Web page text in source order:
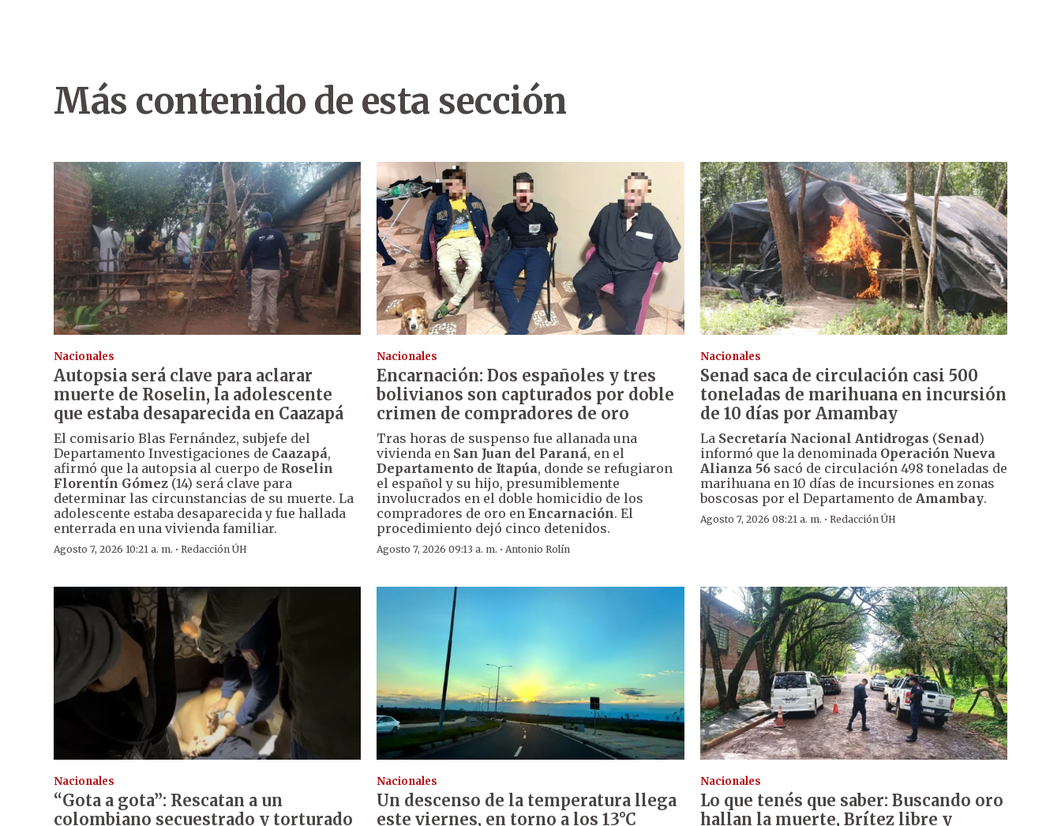
Más contenido de esta sección
Nacionales
Autopsia será clave para aclarar
muerte de Roselin, la adolescente
que estaba desaparecida en Caazapá
El comisario Blas Fernández, subjefe del
Departamento Investigaciones de Caazapá,
afirmó que la autopsia al cuerpo de Roselin
Florentín Gómez (14) será clave para
determinar las circunstancias de su muerte. La
adolescente estaba desaparecida y fue hallada
enterrada en una vivienda familiar.
Agosto 7, 2026 10:21 a. m. · Redacción ÚH
Nacionales
Encarnación: Dos españoles y tres
bolivianos son capturados por doble
crimen de compradores de oro
Tras horas de suspenso fue allanada una
vivienda en San Juan del Paraná, en el
Departamento de Itapúa, donde se refugiaron
el español y su hijo, presumiblemente
involucrados en el doble homicidio de los
compradores de oro enEncarnación. El
procedimiento dejó cinco detenidos.
Agosto 7, 2026 09:13 a. m. ·Antonio Rolín
Nacionales
Senad saca de circulación casi 500
toneladas de marihuana en incursión
de 10 días por Amambay
La Secretaría Nacional Antidrogas (Senad)
informó que la denominada Operación Nueva
Alianza 56sacó de circulación 498 toneladas de
marihuana en 10 días de incursiones en zonas
boscosas por el Departamento de Amambay.
Agosto 7, 2026 08:21 a. m. · Redacción ÚH
Nacionales
“Gota a gota”: Rescatan a un
colombiano secuestrado y torturado
Nacionales
Un descenso de la temperatura llega
este viernes, en torno a los 13°C
Nacionales
Lo que tenés que saber: Buscando oro
hallan la muerte, Brítez libre y